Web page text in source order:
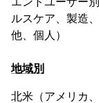
ルスケア、製造
他、個人）
地域別
北米（アメリカ